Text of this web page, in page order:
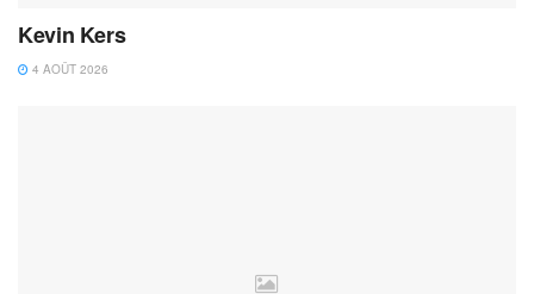
Kevin Kers
4 AOÛT 2026